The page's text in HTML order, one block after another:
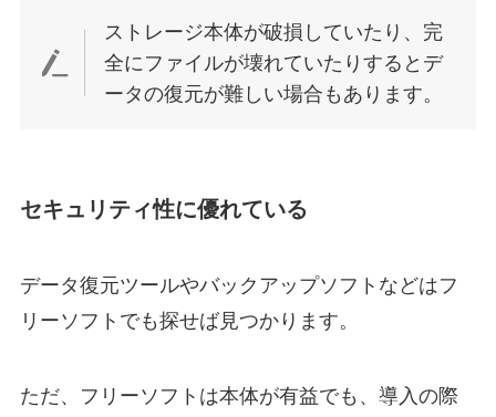
ストレージ本体が破損していたり、完
全にファイルが壊れていたりするとデ
ータの復元が難しい場合もあります。
セキュリティ性に優れている
データ復元ツールやバックアップソフトなどはフ
リーソフトでも探せば見つかります。
ただ、フリーソフトは本体が有益でも、導入の際